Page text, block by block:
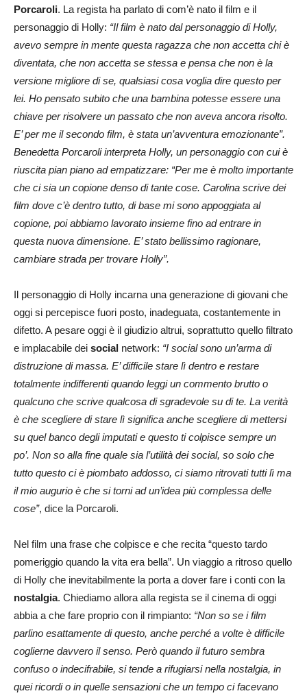
Porcaroli. La regista ha parlato di com’è nato il film e il
personaggio di Holly: “Il film è nato dal personaggio di Holly,
avevo sempre in mente questa ragazza che non accetta chi è
diventata, che non accetta se stessa e pensa che non è la
versione migliore di se, qualsiasi cosa voglia dire questo per
lei. Ho pensato subito che una bambina potesse essere una
chiave per risolvere un passato che non aveva ancora risolto.
E’ per me il secondo film, è stata un’avventura emozionante”.
Benedetta Porcaroli interpreta Holly, un personaggio con cui è
riuscita pian piano ad empatizzare: “Per me è molto importante
che ci sia un copione denso di tante cose. Carolina scrive dei
film dove c’è dentro tutto, di base mi sono appoggiata al
copione, poi abbiamo lavorato insieme fino ad entrare in
questa nuova dimensione. E’ stato bellissimo ragionare,
cambiare strada per trovare Holly”.
Il personaggio di Holly incarna una generazione di giovani che
oggi si percepisce fuori posto, inadeguata, costantemente in
difetto. A pesare oggi è il giudizio altrui, soprattutto quello filtrato
e implacabile dei social network: “I social sono un’arma di
distruzione di massa. E’ difficile stare lì dentro e restare
totalmente indifferenti quando leggi un commento brutto o
qualcuno che scrive qualcosa di sgradevole su di te. La verità
è che scegliere di stare lì significa anche scegliere di mettersi
su quel banco degli imputati e questo ti colpisce sempre un
po’. Non so alla fine quale sia l’utilità dei social, so solo che
tutto questo ci è piombato addosso, ci siamo ritrovati tutti lì ma
il mio augurio è che si torni ad un’idea più complessa delle
cose”, dice la Porcaroli.
Nel film una frase che colpisce e che recita “questo tardo
pomeriggio quando la vita era bella”. Un viaggio a ritroso quello
di Holly che inevitabilmente la porta a dover fare i conti con la
nostalgia. Chiediamo allora alla regista se il cinema di oggi
abbia a che fare proprio con il rimpianto: “Non so se i film
parlino esattamente di questo, anche perché a volte è difficile
coglierne davvero il senso. Però quando il futuro sembra
confuso o indecifrabile, si tende a rifugiarsi nella nostalgia, in
quei ricordi o in quelle sensazioni che un tempo ci facevano